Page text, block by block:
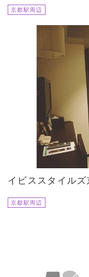
京都駅周辺
イビススタイル
京都駅周辺